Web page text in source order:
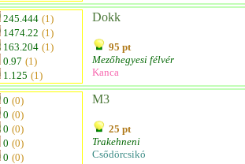
245.444 (1)
1474.22 (1)
163.204 (1)
0.97 (1)
1.125 (1)
Dokk
95 pt
Mezőhegyesi félvér
Kanca
0 (0)
0 (0)
0 (0)
0 (0)
0 (0)
M3
25 pt
Trakehneni
Csődörcsikó